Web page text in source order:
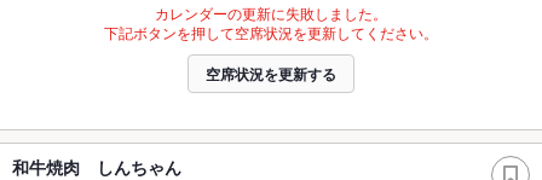
カレンダーの更新に失敗しました。
下記ボタンを押して空席状況を更新してください。
空席状況を更新する
和牛焼肉 しんちゃん